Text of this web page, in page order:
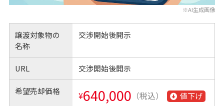
※AI生成画像
譲渡対象物の
名称
交渉開始後開示
URL 交渉開始後開示
希望売却価格 ¥640,000 （税込） 値下げ